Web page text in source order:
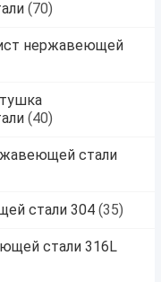
(70)
нержавеющей
(40)
стали
стали 304 (35)
стали 316L